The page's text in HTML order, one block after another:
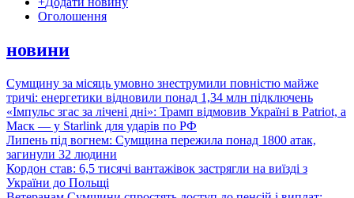
Оголошення
новини
Сумщину за місяць умовно знеструмили повністю майже
тричі: енергетики відновили понад 1,34 млн підключень
«Імпульс згас за лічені дні»: Трамп відмовив Україні в Patriot, а
Маск — у Starlink для ударів по РФ
Липень під вогнем: Сумщина пережила понад 1800 атак,
загинули 32 людини
Кордон став: 6,5 тисячі вантажівок застрягли на виїзді з
України до Польщі